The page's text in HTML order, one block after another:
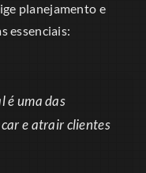
planejamento e
essenciais:
é uma das
e atrair clientes